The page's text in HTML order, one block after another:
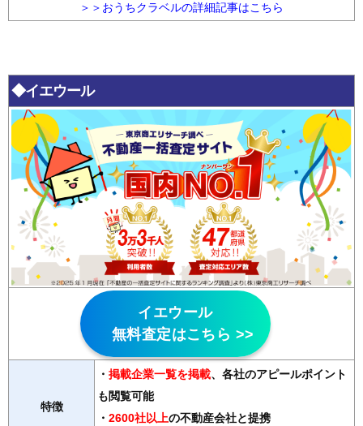
＞＞おうちクラベルの詳細記事はこちら
◆イエウール
イエウール
無料査定はこちら >>
特徴
・ 掲載企業一覧を掲載、各社のアピールポイント
も閲覧可能
・ 2600社以上の不動産会社と提携